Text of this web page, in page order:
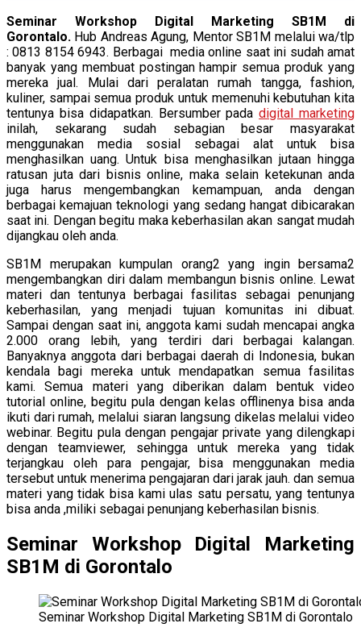
Seminar Workshop Digital Marketing SB1M di
Gorontalo. Hub Andreas Agung, Mentor SB1M melalui wa/tlp
: 0813 8154 6943. Berbagai media online saat ini sudah amat
banyak yang membuat postingan hampir semua produk yang
mereka jual. Mulai dari peralatan rumah tangga, fashion,
kuliner, sampai semua produk untuk memenuhi kebutuhan kita
tentunya bisa didapatkan. Bersumber padadigital marketing
inilah, sekarang sudah sebagian besar masyarakat
menggunakan media sosial sebagai alat untuk bisa
menghasilkan uang. Untuk bisa menghasilkan jutaan hingga
ratusan juta dari bisnis online, maka selain ketekunan anda
juga harus mengembangkan kemampuan, anda dengan
berbagai kemajuan teknologi yang sedang hangat dibicarakan
saat ini. Dengan begitu maka keberhasilan akan sangat mudah
dijangkau oleh anda.
SB1M merupakan kumpulan orang2 yang ingin bersama2
mengembangkan diri dalam membangun bisnis online. Lewat
materi dan tentunya berbagai fasilitas sebagai penunjang
keberhasilan, yang menjadi tujuan komunitas ini dibuat.
Sampai dengan saat ini, anggota kami sudah mencapai angka
2.000 orang lebih, yang terdiri dari berbagai kalangan.
Banyaknya anggota dari berbagai daerah di Indonesia, bukan
kendala bagi mereka untuk mendapatkan semua fasilitas
kami. Semua materi yang diberikan dalam bentuk video
tutorial online, begitu pula dengan kelas offlinenya bisa anda
ikuti dari rumah, melalui siaran langsung dikelas melalui video
webinar. Begitu pula dengan pengajar private yang dilengkapi
dengan teamviewer, sehingga untuk mereka yang tidak
terjangkau oleh para pengajar, bisa menggunakan media
tersebut untuk menerima pengajaran dari jarak jauh. dan semua
materi yang tidak bisa kami ulas satu persatu, yang tentunya
bisa anda ,miliki sebagai penunjang keberhasilan bisnis.
Seminar Workshop Digital Marketing
SB1M di Gorontalo
Seminar Workshop Digital Marketing SB1M di Gorontalo